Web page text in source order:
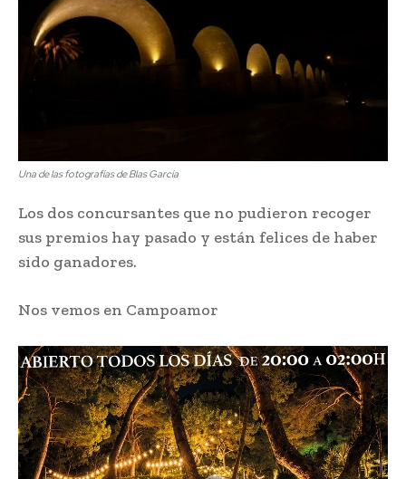
Una de las fotografías de Blas García
Los dos concursantes que no pudieron recoger
sus premios hay pasado y están felices de haber
sido ganadores.
Nos vemos en Campoamor